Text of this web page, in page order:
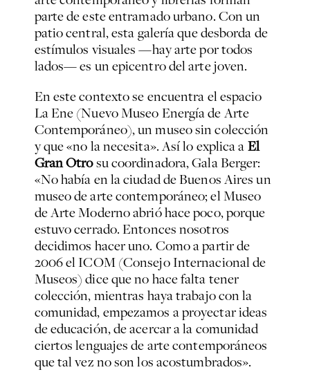
parte de este entramado urbano. Con un
patio central, esta galería que desborda de
estímulos visuales —hay arte por todos
lados— es un epicentro del arte joven.
En este contexto se encuentra el espacio
La Ene (Nuevo Museo Energía de Arte
Contemporáneo), un museo sin colección
y que «no la necesita». Así lo explica aEl
Gran Otrosu coordinadora, Gala Berger:
«No había en la ciudad de Buenos Aires un
museo de arte contemporáneo; el Museo
de Arte Moderno abrió hace poco, porque
estuvo cerrado. Entonces nosotros
decidimos hacer uno. Como a partir de
2006 el ICOM (Consejo Internacional de
Museos) dice que no hace falta tener
colección, mientras haya trabajo con la
comunidad, empezamos a proyectar ideas
de educación, de acercar a la comunidad
ciertos lenguajes de arte contemporáneos
que tal vez no son los acostumbrados».